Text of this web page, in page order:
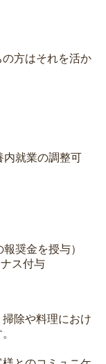
方はそれを活か
内就業の調整可
奨金を授与）
ス付与
除や料理におけ